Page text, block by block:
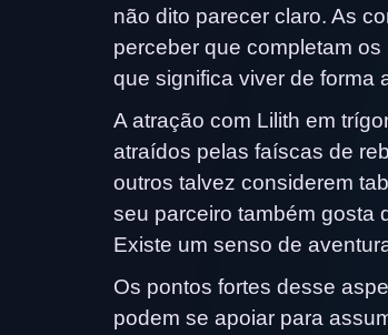
não dito parecer claro. As
perceber que completam
que significa viver de forma
A atração com Lilith em
atraídos pelas faíscas de
outros talvez considerem
seu parceiro também gosta
Existe um senso de
Os pontos fortes desse
podem se apoiar para